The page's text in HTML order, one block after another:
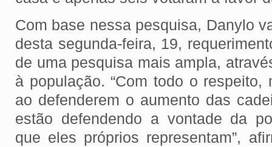
Com base nessa pesquisa, Danylo
desta segunda-feira, 19,
de uma pesquisa mais ampla,
à população. “Com todo o
ao defenderem o aumento das
estão defendendo a vontade da
que eles próprios representam”,